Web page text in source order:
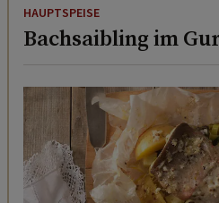
HAUPTSPEISE
Bachsaibling im